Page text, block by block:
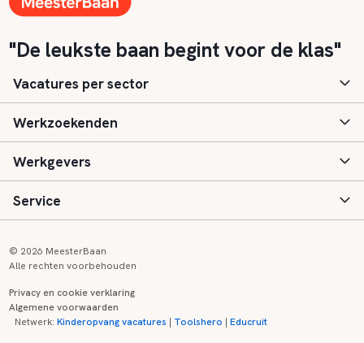
"De leukste baan begint voor de klas"
Vacatures per sector
Basisonderwijs
Speciaal (basis) onderwijs
Voortgezet onderwijs
Kinderopvang
Werkzoekenden
Aanmelden
Vacatures
Zij-instroom informatie
Werkgevers
Inloggen
Registreren
Service
Onderwijs links
© 2026 MeesterBaan
Alle rechten voorbehouden
Privacy en cookie verklaring
Algemene voorwaarden
Netwerk:Kinderopvang vacatures | Toolshero |Educruit